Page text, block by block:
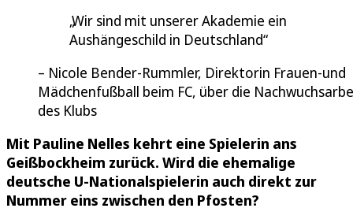
Wir sind mit unserer Akademie ein
Aushängeschild in Deutschland
Nicole Bender-Rummler, Direktorin Frauen-und
Mädchenfußball beim FC, über die
des Klubs
Mit Pauline Nelles kehrt eine Spielerin ans
Geißbockheim zurück. Wird die ehemalige
deutsche U-Nationalspielerin auch direkt zur
Nummer eins zwischen den Pfosten?